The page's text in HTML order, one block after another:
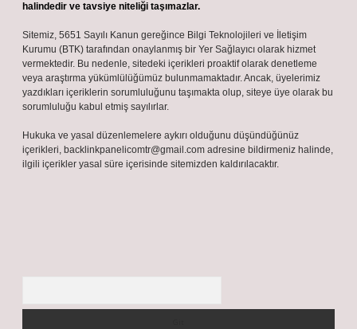
halindedir ve tavsiye niteliği taşımazlar.
Sitemiz, 5651 Sayılı Kanun gereğince Bilgi Teknolojileri ve İletişim
Kurumu (BTK) tarafından onaylanmış bir Yer Sağlayıcı olarak hizmet
vermektedir. Bu nedenle, sitedeki içerikleri proaktif olarak denetleme
veya araştırma yükümlülüğümüz bulunmamaktadır. Ancak, üyelerimiz
yazdıkları içeriklerin sorumluluğunu taşımakta olup, siteye üye olarak bu
sorumluluğu kabul etmiş sayılırlar.
Hukuka ve yasal düzenlemelere aykırı olduğunu düşündüğünüz
içerikleri, backlinkpanelicomtr@gmail.com adresine bildirmeniz halinde,
ilgili içerikler yasal süre içerisinde sitemizden kaldırılacaktır.